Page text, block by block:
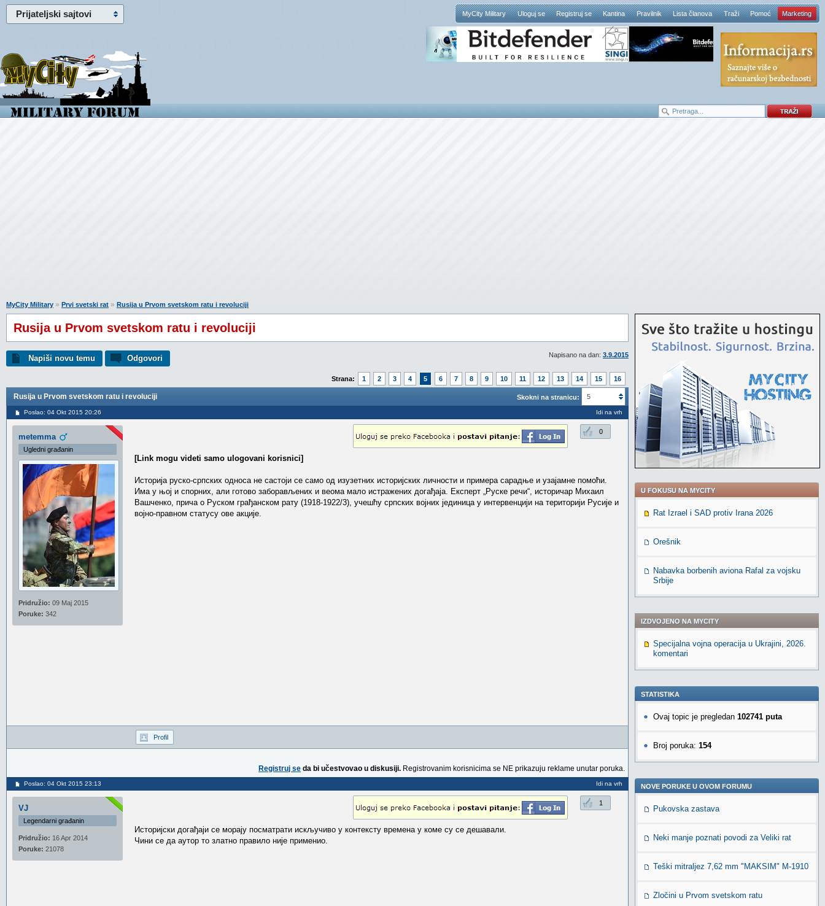
Prijateljski sajtovi MyCity Military Uloguj se Registruj se Kantina Pravilnik Lista članova Traži Pomoć Marketing
MyCity Military » Prvi svetski rat » Rusija u Prvom svetskom ratu i revoluciji
Rusija u Prvom svetskom ratu i revoluciji
Napisano na dan: 3.9.2015
Napiši novu temu Odgovori
Strana: 1 2 3 4 5 6 7 8 9 10 11 12 13 14 15 16
Skokni na stranicu: 5
Rusija u Prvom svetskom ratu i revoluciji
Poslao: 04 Okt 2015 20:26 Idi na vrh
metemma
Ugledni građanin
Pridružio: 09 Maj 2015
Poruke: 342
0
[Link mogu videti samo ulogovani korisnici]
Историја руско-српских односа не састоји се само од изузетних историјских личности и примера сарадње и узајамне помоћи.
Има у њој и спорних, али готово заборављених и веома мало истражених догађаја. Експерт „Руске речи“, историчар Михаил
Вашченко, прича о Руском грађанском рату (1918-1922/3), учешћу српских војних јединица у интервенцији на територији Русије и
војно-правном статусу ове акције.
Profil
Registruj se da bi učestvovao u diskusiji. Registrovanim korisnicima se NE prikazuju reklame unutar poruka.
Poslao: 04 Okt 2015 23:13 Idi na vrh
VJ
Legendarni građanin
Pridružio: 16 Apr 2014
Poruke: 21078
1
Историјски догађаји се морају посматрати искључиво у контексту времена у коме су се дешавали.
Чини се да аутор то златно правило није применио.
U FOKUSU NA MYCITY
Rat Izrael i SAD protiv Irana 2026
Orešnik
Nabavka borbenih aviona Rafal za vojsku
Srbije
IZDVOJENO NA MYCITY
Specijalna vojna operacija u Ukrajini, 2026.
komentari
STATISTIKA
Ovaj topic je pregledan 102741 puta
Broj poruka: 154
NOVE PORUKE U OVOM FORUMU
Pukovska zastava
Neki manje poznati povodi za Veliki rat
Teški mitraljez 7,62 mm "MAKSIM" M-1910
Zločini u Prvom svetskom ratu